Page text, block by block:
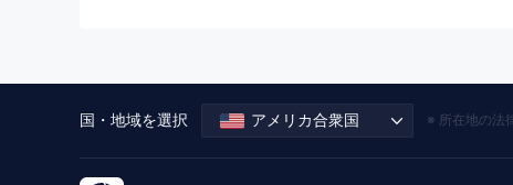
国・地域を選択 アメリカ合衆国 ※ 所在地の法